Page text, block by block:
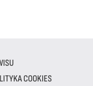
COOKIES